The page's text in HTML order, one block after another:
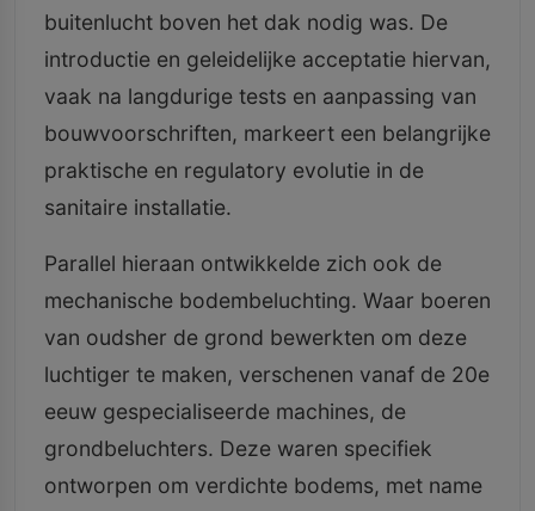
buitenlucht boven het dak nodig was. De
introductie en geleidelijke acceptatie hiervan,
vaak na langdurige tests en aanpassing van
bouwvoorschriften, markeert een belangrijke
praktische en regulatory evolutie in de
sanitaire installatie.
Parallel hieraan ontwikkelde zich ook de
mechanische bodembeluchting. Waar boeren
van oudsher de grond bewerkten om deze
luchtiger te maken, verschenen vanaf de 20e
eeuw gespecialiseerde machines, de
grondbeluchters. Deze waren specifiek
ontworpen om verdichte bodems, met name